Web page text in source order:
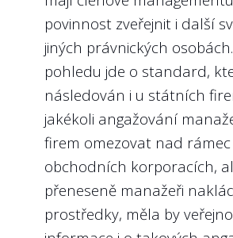
výkon managementu
Obzvláště v situaci, kdy u
nebývá zisk zdaleka
výkonnosti managementu,
firmy naplňují i různé
státu. Vlastník (stát) musí
státních firem dávat
ambiciózní cíle, aby byl
spravován maximálně
povinnost zveřejnit i další
jiných právnických
pohledu jde o standard,
následován i u státních
jakékoli angažování
firem omezovat nad
obchodních korporacích,
přeneseně manažeři
prostředky, měla by